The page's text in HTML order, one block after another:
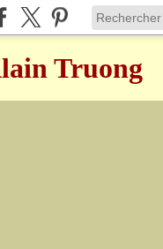
Truong